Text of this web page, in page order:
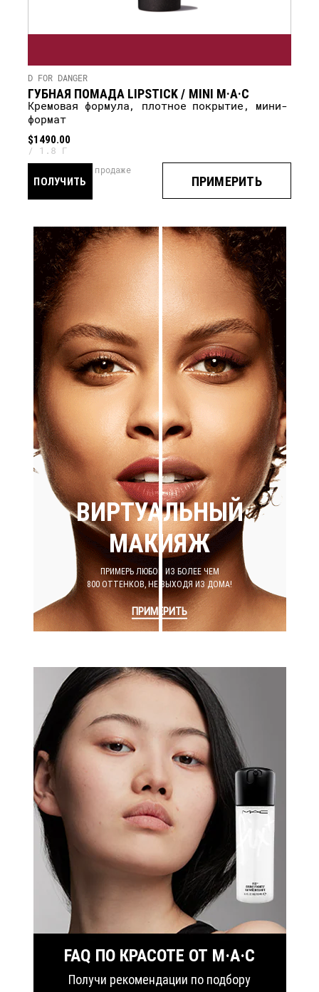
D FOR DANGER
ГУБНАЯ ПОМАДА LIPSTICK / MINI M·A·C
кремовая формула, плотное покрытие, мини-
формат
$1490.00
1.8 Г
ПРИМЕРИТЬ
ПОЛУЧИТЬ
скоро в продаже
ВИРТУАЛЬНЫЙ
МАКИЯЖ
ПРИМЕРЬ ЛЮБОЙ ИЗ БОЛЕЕ ЧЕМ
800 ОТТЕНКОВ, НЕ ВЫХОДЯ ИЗ ДОМА!
ПРИМЕРИТЬ
FAQ ПО КРАСОТЕ ОТ M·A·C
Получи рекомендации по подбору